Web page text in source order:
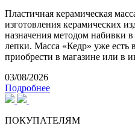
Пластичная керамическая
изготовления керамических
назначения методом набивки
лепки. Масса «Кедр» уже
приобрести в магазине или в
03/08/2026
Подробнее
ПОКУПАТЕЛЯМ